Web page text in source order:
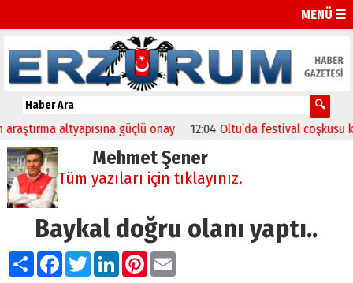
MENÜ ☰
altyapısına güçlü onay 12:04 Oltu’da festival coşkusu
Mehmet Şener
Tüm yazıları için tıklayınız.
Baykal doğru olanı yaptı..
PaylaşFacebook
TwitterLinkedIn
Pinterest
Email